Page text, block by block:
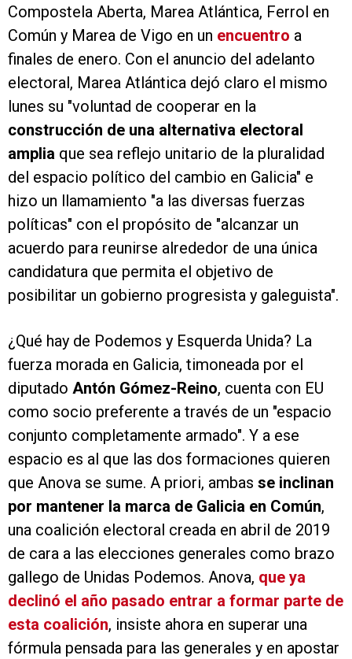
Compostela Aberta, Marea Atlántica, Ferrol en
Común y Marea de Vigo en un encuentro a
finales de enero. Con el anuncio del adelanto
electoral, Marea Atlántica dejó claro el mismo
lunes su "voluntad de cooperar en la
construcción de una alternativa electoral
amplia que sea reflejo unitario de la pluralidad
del espacio político del cambio en Galicia" e
hizo un llamamiento "a las diversas fuerzas
políticas" con el propósito de "alcanzar un
acuerdo para reunirse alrededor de una única
candidatura que permita el objetivo de
posibilitar un gobierno progresista y galeguista".
¿Qué hay de Podemos y Esquerda Unida? La
fuerza morada en Galicia, timoneada por el
diputado Antón Gómez-Reino, cuenta con EU
como socio preferente a través de un "espacio
conjunto completamente armado". Y a ese
espacio es al que las dos formaciones quieren
que Anova se sume. A priori, ambas se inclinan
por mantener la marca de Galicia en Común,
una coalición electoral creada en abril de 2019
de cara a las elecciones generales como brazo
gallego de Unidas Podemos. Anova, que ya
declinó el año pasado entrar a formar parte de
esta coalición, insiste ahora en superar una
fórmula pensada para las generales y en apostar